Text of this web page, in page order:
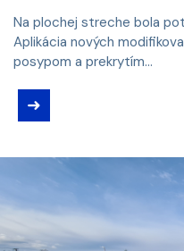
Na plochej streche bola
Aplikácia nových
posypom a prekrytím...
➜